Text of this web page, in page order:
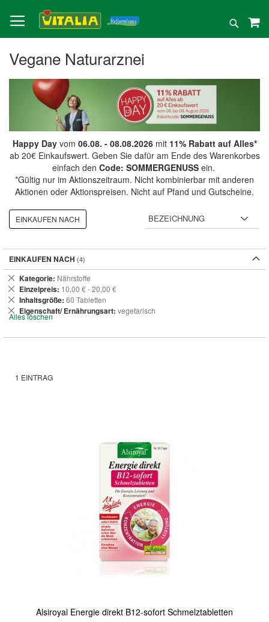
zum
Inhalt
Suche
Vegane Naturarznei
Happy Dayvom 06.08. - 08.08.2026mit 11% Rabatt auf Alles*
ab 20€ Einkaufswert. Geben Sie dafür am Ende des Warenkorbes
einfach den Code: SOMMERGENUSSein.
*Gültig nur im Aktionszeitraum. Nicht kombinierbar mit anderen
Aktionen oder Aktionspreisen. Nicht auf Pfand und Gutscheine.
1 EINTRAG
Alsiroyal Energie direkt B12-sofort Schmelztabletten
EINKAUFEN NACH
EINKAUFEN NACH
Kategorie Nährstoffe
Dies
entfernen
Einzelpreis 10,00 € - 20,00 €
Dies
entfernen
Inhaltsgröße 60 Tabletten
Dies
entfernen
Eigenschaft/ Ernährungsart vegetarisch
Dies
entfernen
Alles löschen